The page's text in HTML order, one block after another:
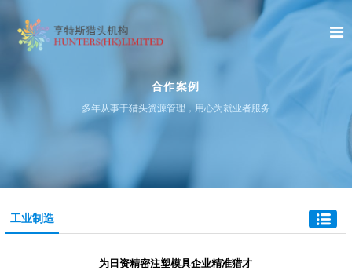
合作案例
多年从事于猎头资源管理，用心为就业者服务
工业制造
为日资精密注塑模具企业精准猎才